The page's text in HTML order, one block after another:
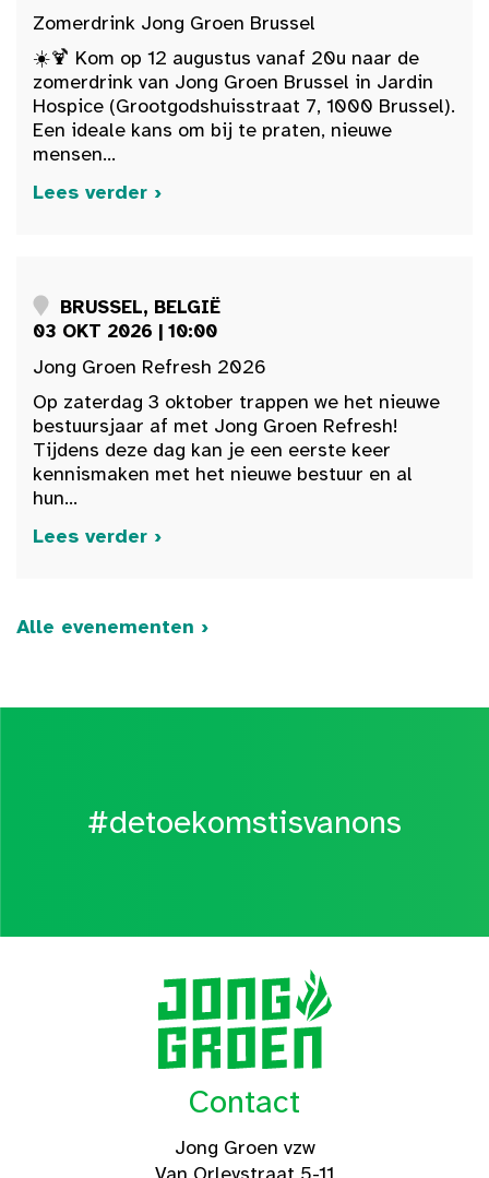
Zomerdrink Jong Groen Brussel
☀️🍹 Kom op 12 augustus vanaf 20u naar de
zomerdrink van Jong Groen Brussel in Jardin
Hospice (Grootgodshuisstraat 7, 1000 Brussel).
Een ideale kans om bij te praten, nieuwe
mensen...
Lees verder ›
BRUSSEL, BELGIË
03 OKT 2026 | 10:00
Jong Groen Refresh 2026
Op zaterdag 3 oktober trappen we het nieuwe
bestuursjaar af met Jong Groen Refresh!
Tijdens deze dag kan je een eerste keer
kennismaken met het nieuwe bestuur en al
hun...
Lees verder ›
Alle evenementen ›
#detoekomstisvanons
Contact
Jong Groen vzw